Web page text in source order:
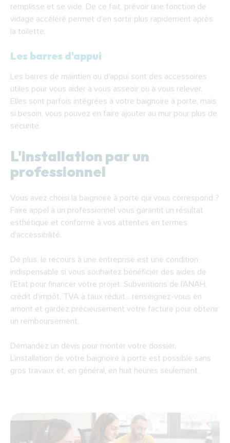
remplisse et se vide. De ce fait, prévoir une fonction de
vidage accéléré permet d'en sortir plus rapidement après
la toilette.
Les barres d'appui
Les barres de maintien ou d'appui sont des accessoires
utiles pour vous aider à vous asseoir ou à vous relever.
Elles sont parfois intégrées à votre baignoire à porte, mais
si besoin, vous pouvez en faire ajouter au mur pour plus de
sécurité.
L'installation par un
professionnel
Vous avez choisi la baignoire à porte qui vous correspond ?
Faire appel à un professionnel vous garantit un résultat
esthétique et conforme à vos attentes en termes
d'accessibilité.
De plus, le recours à une entreprise est une condition
indispensable si vous souhaitez bénéficier des aides de
l'Etat pour financer votre projet. Subventions de l'ANAH,
crédit d'impôt, TVA à taux réduit... renseignez-vous en
amont et gardez précieusement votre facture pour obtenir
un remboursement.
Demandez un devis pour monter votre dossier.
L'installation de votre baignoire à porte est possible sans
gros travaux et, en général, en huit heures seulement.